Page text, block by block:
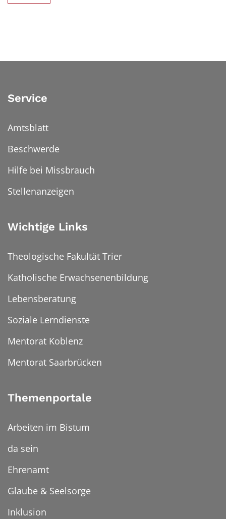
Service
Amtsblatt
Beschwerde
Hilfe bei Missbrauch
Stellenanzeigen
Wichtige Links
Theologische Fakultät Trier
Katholische Erwachsenenbildung
Lebensberatung
Soziale Lerndienste
Mentorat Koblenz
Mentorat Saarbrücken
Themenportale
Arbeiten im Bistum
da sein
Ehrenamt
Glaube & Seelsorge
Inklusion